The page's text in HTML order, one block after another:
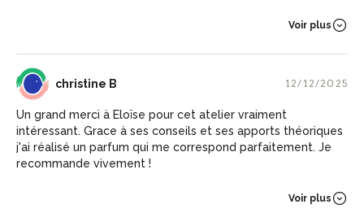
J'adore mon parfum 😁😉 à faire si vous ne connaissez pas
Voir plus
CB christine B 12/12/2025
Un grand merci à Eloïse pour cet atelier vraiment
intéressant. Grace à ses conseils et ses apports théoriques
j'ai réalisé un parfum qui me correspond parfaitement. Je
recommande vivement !
Voir plus